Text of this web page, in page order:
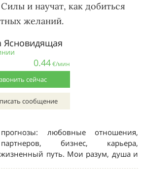
и научат, как добиться
желаний.